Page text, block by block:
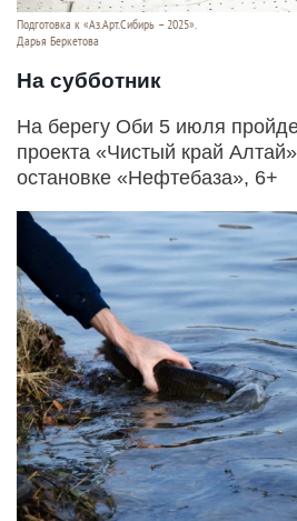
Подготовка к «Аз.Арт.Сибирь – 2025».
Дарья Беркетова
На субботник
На берегу Оби 5 июля
проекта «Чистый край
остановке «Нефтебаза», 6+